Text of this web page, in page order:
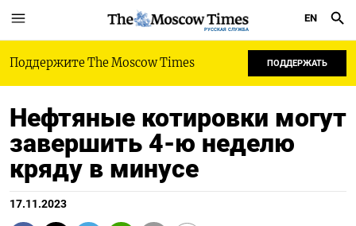
РУССКАЯ СЛУЖБА
EN
Поддержите The Moscow Times ПОДДЕРЖАТЬ
Нефтяные котировки могут
завершить 4-ю неделю
кряду в минусе
17.11.2023